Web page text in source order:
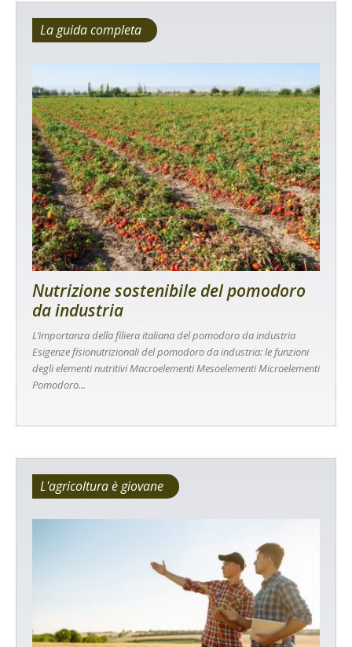
La guida completa
Nutrizione sostenibile del pomodoro
da industria
L’importanza della filiera italiana del pomodoro da industria
Esigenze fisionutrizionali del pomodoro da industria: le funzioni
degli elementi nutritivi Macroelementi Mesoelementi Microelementi
Pomodoro...
L'agricoltura è giovane